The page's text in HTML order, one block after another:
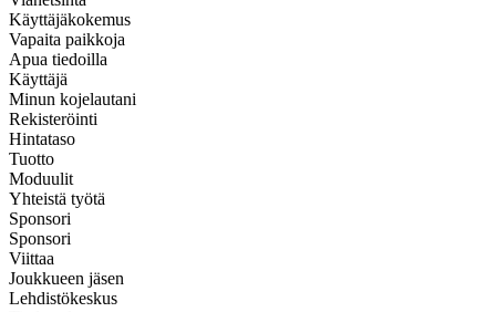
Käyttäjäkokemus
Vapaita paikkoja
Apua tiedoilla
Käyttäjä
Minun kojelautani
Rekisteröinti
Hintataso
Tuotto
Moduulit
Yhteistä työtä
Sponsori
Sponsori
Viittaa
Joukkueen jäsen
Lehdistökeskus